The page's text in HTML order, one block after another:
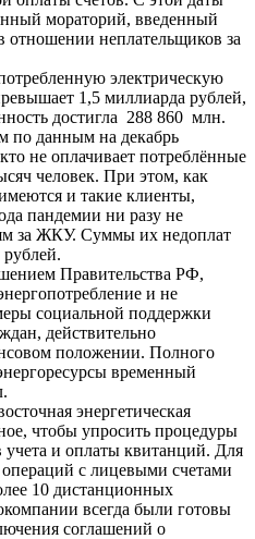
мораторий, введенный
неплательщиков за
электрическую
1,5 миллиарда рублей,
достигла 288 860 млн.
по данным на декабрь
не оплачивает потреблённые
человек. При этом, как
и такие клиенты,
пандемии ни разу не
за ЖКУ. Суммы их недоплат
Правительства РФ,
и не
социальной поддержки
действительно
положении. Полного
временный
энергетическая
чтобы упросить процедуры
учета и оплаты квитанций. Для
с лицевыми счетами
10 дистанционных
всегда были готовы
соглашений о